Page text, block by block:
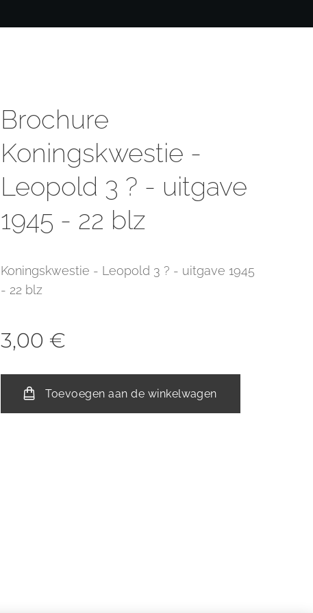
Brochure
Koningskwestie -
Leopold 3 ? - uitgave
1945 - 22 blz
Koningskwestie - Leopold 3 ? - uitgave 1945
- 22 blz
3,00 €
Toevoegen aan de winkelwagen